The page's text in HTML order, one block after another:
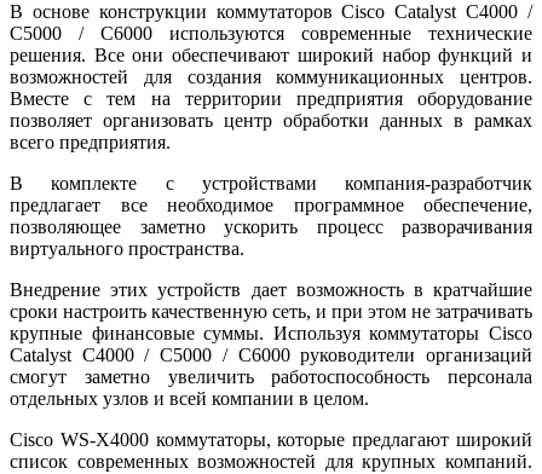
В основе конструкции коммутаторов Cisco Catalyst C4000 /
C5000 / C6000 используются современные технические
решения. Все они обеспечивают широкий набор функций и
возможностей для создания коммуникационных центров.
Вместе с тем на территории предприятия оборудование
позволяет организовать центр обработки данных в рамках
всего предприятия.
В комплекте с устройствами компания-разработчик
предлагает все необходимое программное обеспечение,
позволяющее заметно ускорить процесс разворачивания
виртуального пространства.
Внедрение этих устройств дает возможность в кратчайшие
сроки настроить качественную сеть, и при этом не затрачивать
крупные финансовые суммы. Используя коммутаторы Cisco
Catalyst C4000 / C5000 / C6000 руководители организаций
смогут заметно увеличить работоспособность персонала
отдельных узлов и всей компании в целом.
Cisco WS-X4000 коммутаторы, которые предлагают широкий
список современных возможностей для крупных компаний.